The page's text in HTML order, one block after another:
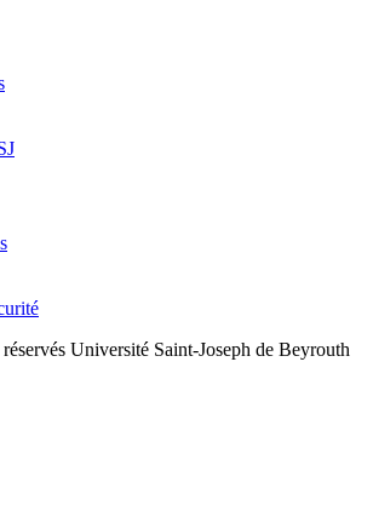
Université Saint-Joseph de Beyrouth